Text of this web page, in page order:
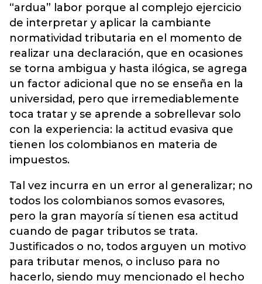
“ardua” labor porque al complejo ejercicio
de interpretar y aplicar la cambiante
normatividad tributaria en el momento de
realizar una declaración, que en ocasiones
se torna ambigua y hasta ilógica, se agrega
un factor adicional que no se enseña en la
universidad, pero que irremediablemente
toca tratar y se aprende a sobrellevar solo
con la experiencia: la actitud evasiva que
tienen los colombianos en materia de
impuestos.
Tal vez incurra en un error al generalizar; no
todos los colombianos somos evasores,
pero la gran mayoría sí tienen esa actitud
cuando de pagar tributos se trata.
Justificados o no, todos arguyen un motivo
para tributar menos, o incluso para no
hacerlo, siendo muy mencionado el hecho